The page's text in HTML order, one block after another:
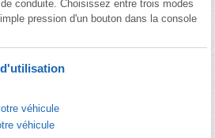
conduite. Choisissez entre trois modes
pression d'un bouton dans la console
véhicule
véhicule